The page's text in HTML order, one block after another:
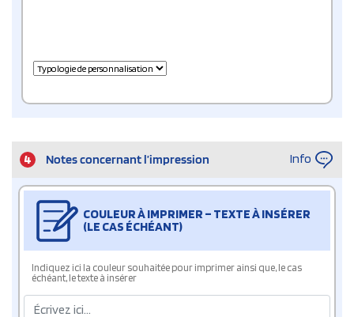
4 Notes concernant l’impression Info
COULEUR À IMPRIMER – TEXTE À INSÉRER
(LE CAS ÉCHÉANT)
Indiquez ici la couleur souhaitée pour imprimer ainsi que, le cas
échéant, le texte à insérer